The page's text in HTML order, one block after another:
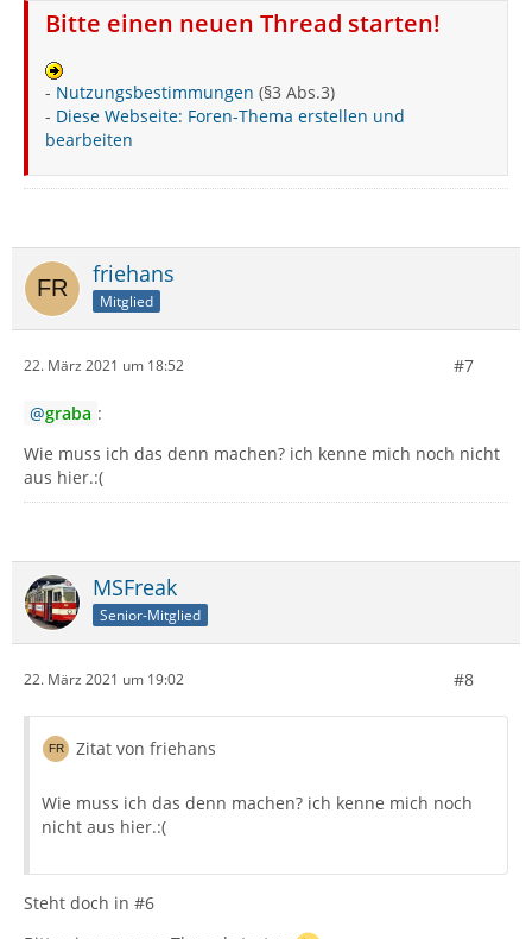
Bitte einen neuen Thread starten!
- Nutzungsbestimmungen (§3 Abs.3)
- Diese Webseite: Foren-Thema erstellen und
bearbeiten
friehans
Mitglied
22. März 2021 um 18:52 #7
graba :
Wie muss ich das denn machen? ich kenne mich noch nicht
aus hier.:(
MSFreak
Senior-Mitglied
22. März 2021 um 19:02 #8
Zitat von friehans
Wie muss ich das denn machen? ich kenne mich noch
nicht aus hier.:(
Steht doch in #6